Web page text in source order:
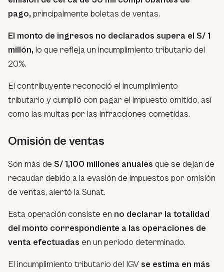
pago, principalmente boletas de ventas.
El monto de ingresos no declarados supera el S/ 1
millón, lo que refleja un incumplimiento tributario del
20%.
El contribuyente reconoció el incumplimiento
tributario y cumplió con pagar el impuesto omitido, así
como las multas por las infracciones cometidas.
Omisión de ventas
Son más de S/ 1,100 millones anuales que se dejan de
recaudar debido a la evasión de impuestos por omisión
de ventas, alertó la Sunat.
Esta operación consiste en no declarar la totalidad
del monto correspondiente a las operaciones de
venta efectuadas en un periodo determinado.
El incumplimiento tributario del IGV se estima en más